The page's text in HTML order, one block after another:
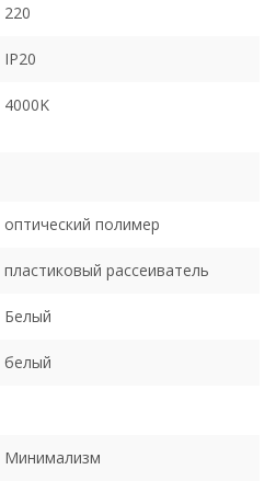
220
IP20
4000K
оптический полимер
пластиковый рассеиватель
Белый
белый
Минимализм